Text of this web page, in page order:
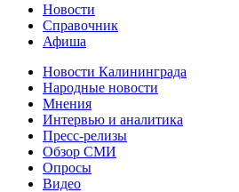
Новости
Справочник
Афиша
Новости Калининграда
Народные новости
Мнения
Интервью и аналитика
Пресс-релизы
Обзор СМИ
Опросы
Видео